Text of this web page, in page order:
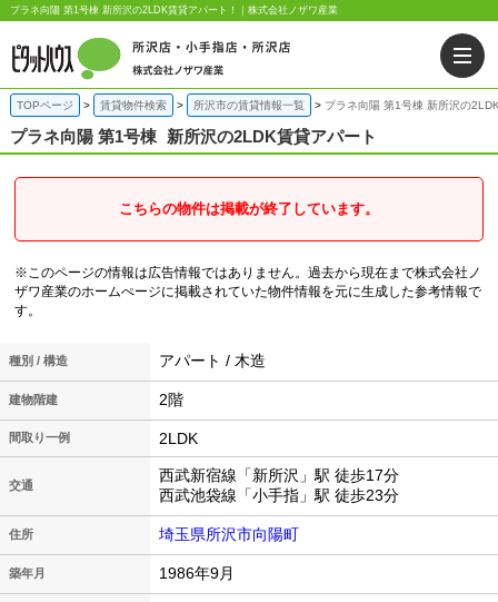
プラネ向陽 第1号棟 新所沢の2LDK賃貸アパート！｜株式会社ノザワ産業
TOPページ 賃貸物件検索 所沢市の賃貸情報一覧 プラネ向陽 第1号棟 新所沢の
プラネ向陽 第1号棟 新所沢の2LDK賃貸アパート
こちらの物件は掲載が終了しています。
※このページの情報は広告情報ではありません。過去から現在まで株式会社ノ
ザワ産業のホームぺージに掲載されていた物件情報を元に生成した参考情報で
す。
種別 / 構造 アパート / 木造
建物階建 2階
間取り一例 2LDK
交通
西武新宿線「新所沢」駅 徒歩17分
西武池袋線「小手指」駅 徒歩23分
住所 埼玉県所沢市向陽町
築年月 1986年9月